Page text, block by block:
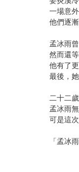
一場意
他們逐
孟冰雨
然而還
他有了
最後，
二十二
孟冰雨
可是這
「孟冰